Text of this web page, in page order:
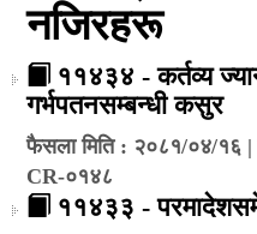
नजिरहरू
११४३४ - कर्तव्य
गर्भपतनसम्बन्धी कसुर
फैसला मिति : २०८१/०४/१६ |
CR-०१४८
११४३३ -